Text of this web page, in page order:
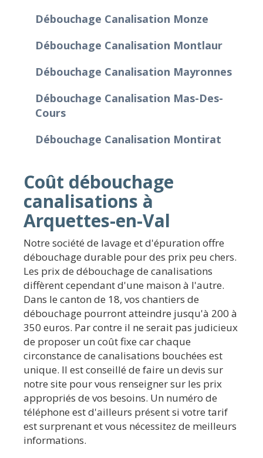
Débouchage Canalisation Monze
Débouchage Canalisation Montlaur
Débouchage Canalisation Mayronnes
Débouchage Canalisation Mas-Des-
Cours
Débouchage Canalisation Montirat
Coût débouchage
canalisations à
Arquettes-en-Val
Notre société de lavage et d'épuration offre
débouchage durable pour des prix peu chers.
Les prix de débouchage de canalisations
diffèrent cependant d'une maison à l'autre.
Dans le canton de 18, vos chantiers de
débouchage pourront atteindre jusqu'à 200 à
350 euros. Par contre il ne serait pas judicieux
de proposer un coût fixe car chaque
circonstance de canalisations bouchées est
unique. Il est conseillé de faire un devis sur
notre site pour vous renseigner sur les prix
appropriés de vos besoins. Un numéro de
téléphone est d'ailleurs présent si votre tarif
est surprenant et vous nécessitez de meilleurs
informations.